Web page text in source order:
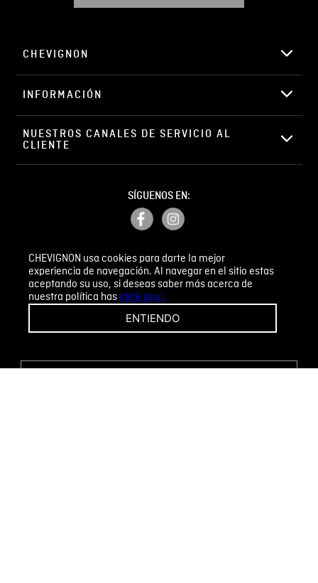
CHEVIGNON usa cookies para darte la mejor
experiencia de navegación. Al navegar en el sitio estas
aceptando su uso, si deseas saber más acerca de
nuestra política hasclick aquí.
ENTIENDO
ENVIAR COMENTARIO
CHEVIGNON
INFORMACIÓN
NUESTROS CANALES DE SERVICIO AL
CLIENTE
SÍGUENOS EN:
PETICIONES, QUEJAS Y RECLAMOS
¡CAMBIOS Y DEVOLUCIONES FÁCILES!